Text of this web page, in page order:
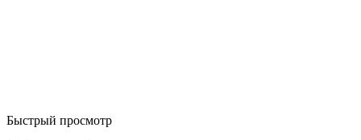
Быстрый просмотр